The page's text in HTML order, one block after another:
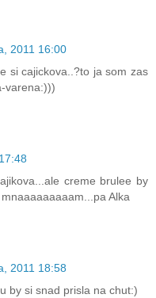
2011 16:00
si cajickova..?to ja som zas
varena:)))
creme brulee by
Alka
2011 18:58
by si snad prisla na chut:)